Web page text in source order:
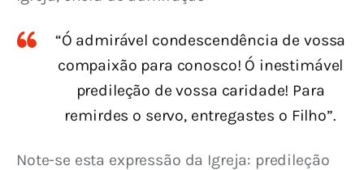
“Ó admirável condescendência de vossa
compaixão para conosco! Ó inestimável
predileção de vossa caridade! Para
remirdes o servo, entregastes o Filho”.
Note-se esta expressão da Igreja: predileção